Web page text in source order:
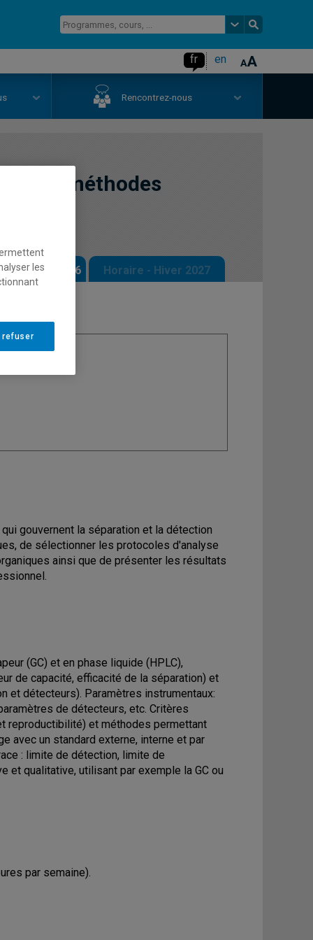
fr en
Rencontrez-nous
de méthodes
Automne 2026 Horaire - Hiver 2027
gouvernent la séparation et la détection
de sélectionner les protocoles d'analyse
ainsi que de présenter les résultats
(GC) et en phase liquide (HPLC),
de capacité, efficacité de la séparation) et
et détecteurs). Paramètres instrumentaux:
de détecteurs, etc. Critères
reproductibilité) et méthodes permettant
avec un standard externe, interne et par
: limite de détection, limite de
et qualitative, utilisant par exemple la GC ou
par semaine).
les
refuser